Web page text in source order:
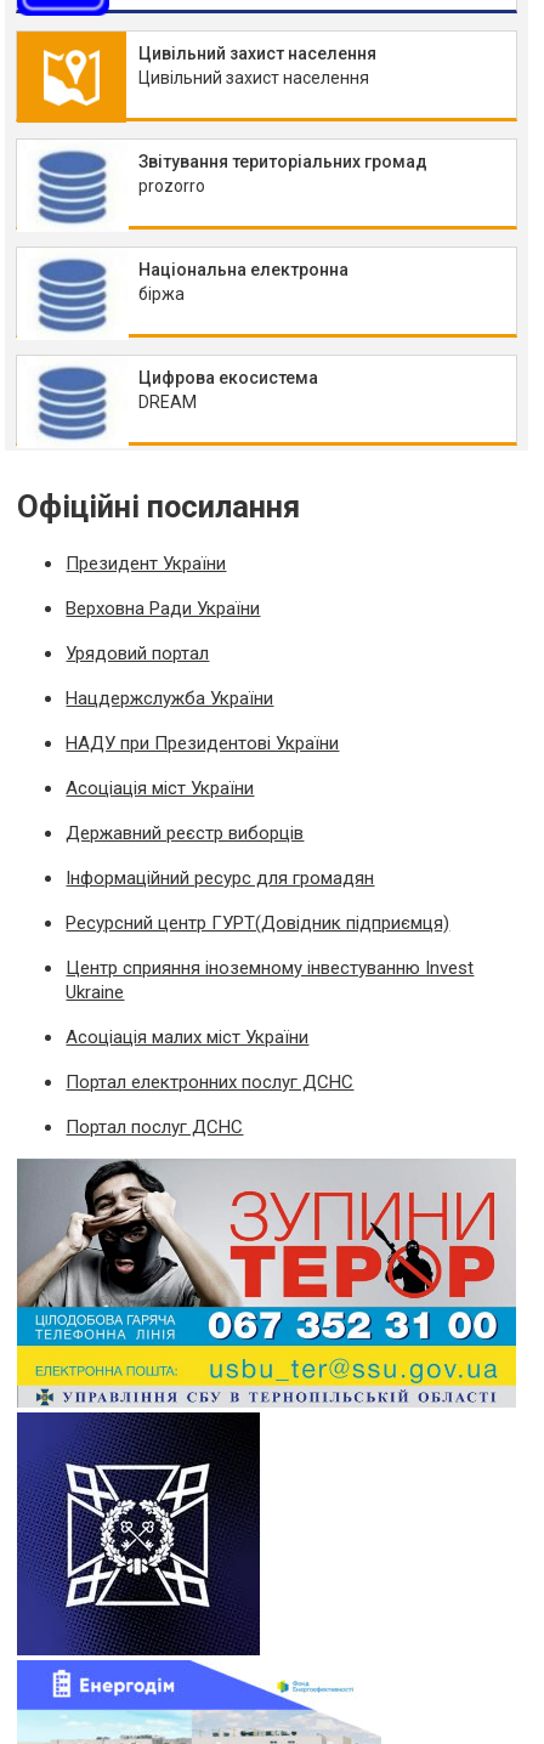
Цивільний захист населення
Цивільний захист населення
Звітування територіальних громад
prozorro
Національна електронна
біржа
Цифрова екосистема
DREAM
Офіційні посилання
Президент України
Верховна Ради України
Урядовий портал
Нацдержслужба України
НАДУ при Президентові України
Асоціація міст України
Державний реєстр виборців
Інформаційний ресурс для громадян
Ресурсний центр ГУРТ(Довідник підприємця)
Центр сприяння іноземному інвестуванню Invest
Ukraine
Асоціація малих міст України
Портал електронних послуг ДСНС
Портал послуг ДСНС